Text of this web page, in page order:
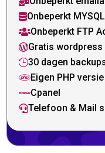
Onbeperkt
Onbeperkt FTP
Gratis
30 dagen
Eigen PHP
Cpanel
Telefoon & Mail